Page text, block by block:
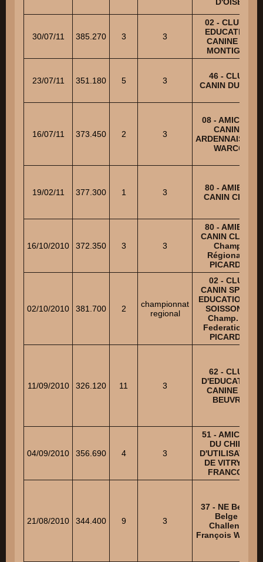
30/07/11 385.270 3 3
02 - CLUB D
EDUCATION
CANINE DE
MONTIGNY
23/07/11 351.180 5 3
46 - CLUB
CANIN DU LOT
16/07/11 373.450 2 3
08 - AMICALE
CANINE
ARDENNAISE DE
WARCQ
19/02/11 377.300 1 3
80 - AMIENS
CANIN CLUB
16/10/2010 372.350 3 3
80 - AMIENS
CANIN CLUB -
Champ.
Régional N
PICARDIE
02/10/2010 381.700 2
championnat
regional
02 - CLUB
CANIN SPORT
EDUCATION DE
SOISSONS -
Champ. de
Federation N
PICARDIE
11/09/2010 326.120 11 3
62 - CLUB
D'EDUCATION
CANINE DE
BEUVRY
04/09/2010 356.690 4 3
51 - AMICALE
DU CHIEN
D'UTILISATION
DE VITRY LE
FRANCOIS
21/08/2010 344.400 9 3
37 - NE Berger
Belge -
Challenge
François Wasels